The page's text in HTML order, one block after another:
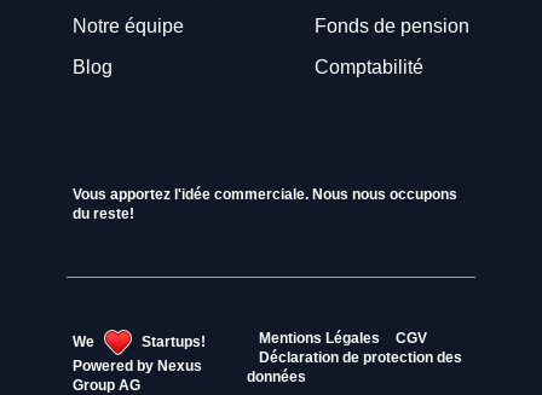
Notre équipe
Blog
Fonds de pension
Comptabilité
Vous apportez l'idée commerciale. Nous nous occupons
du reste!
We
Startups!
Powered by Nexus
Group AG
Mentions Légales
CGV
Déclaration de protection des
données